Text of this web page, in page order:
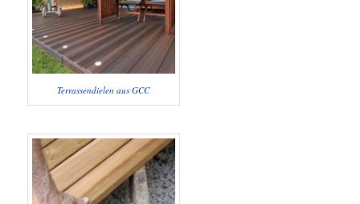
Terrassendielen aus GCC